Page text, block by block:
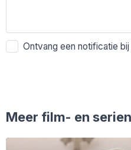
Ontvang een notificatie
Meer film- en